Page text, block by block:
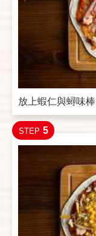
放上蝦仁與蟳味棒
STEP 5